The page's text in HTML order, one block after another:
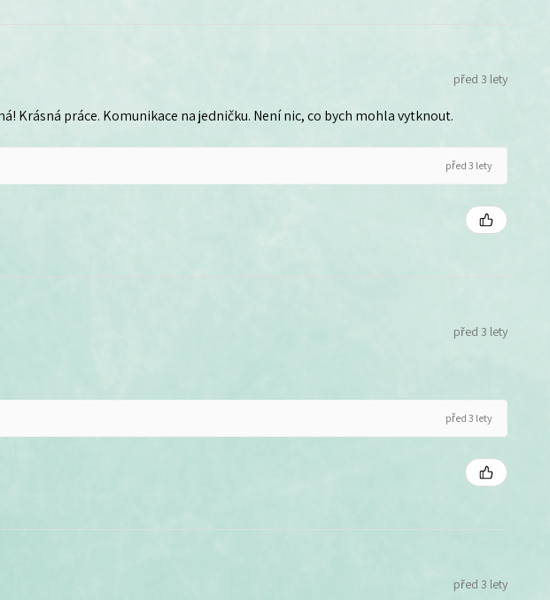
před 3 lety
Krásná práce. Komunikace na jedničku. Není nic, co bych mohla vytknout.
před 3 lety
před 3 lety
před 3 lety
před 3 lety